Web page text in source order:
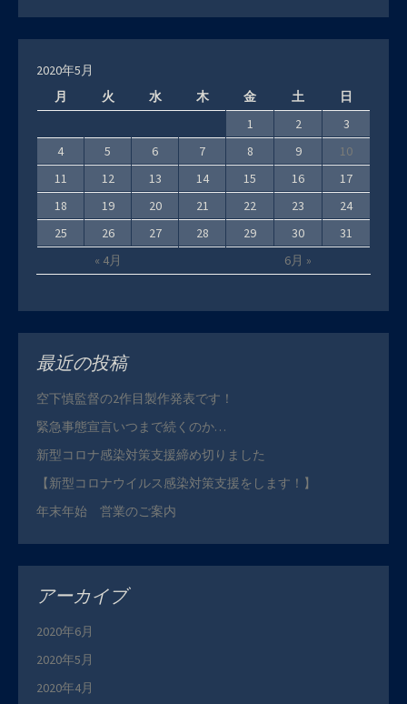
2020年5月
月
火 水 木 金 土 日
« 4月 6月 »
1 2
3
4
5 6 7 8 9
10
11
12 13 14 15 16
17
18
19 20 21 22 23
24
25
26 27 28 29 30 31
最近の投稿
空下慎監督の2作目製作発表です！
緊急事態宣言いつまで続くのか…
新型コロナ感染対策支援締め切りました
【新型コロナウイルス感染対策支援をします！】
年末年始 営業のご案内
アーカイブ
2020年6月
2020年5月
2020年4月